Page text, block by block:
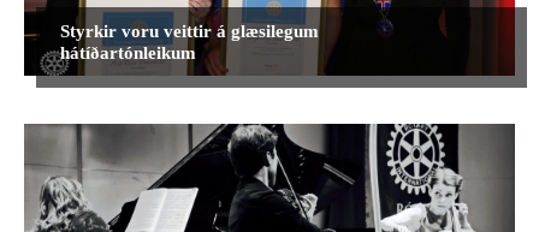
Styrkir voru veittir á glæsilegum
hátíðartónleikum